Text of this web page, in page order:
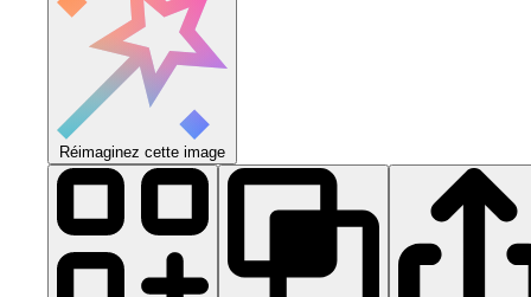
Réimaginez cette image